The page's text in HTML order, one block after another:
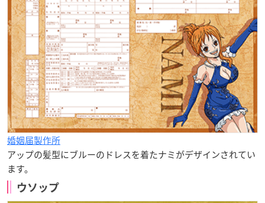
婚姻届製作所
アップの髪型にブルーのドレスを着たナミがデザインされてい
ます。
ウソップ